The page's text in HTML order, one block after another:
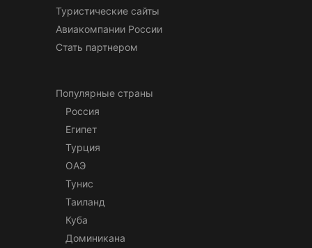
Туристические сайты
Авиакомпании России
Стать партнером
Популярные страны
Россия
Египет
Турция
ОАЭ
Тунис
Таиланд
Куба
Доминикана